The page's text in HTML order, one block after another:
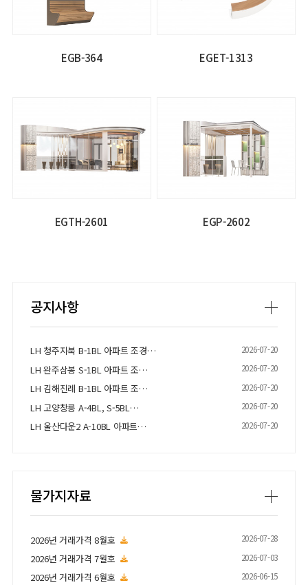
EGB-364 EGET-1313
EGTH-2601 EGP-2602
공지사항
LH 청주지북 B-1BL 아파트 조경… 2026-07-20
LH 완주삼봉 S-1BL 아파트 조… 2026-07-20
LH 김해진례 B-1BL 아파트 조… 2026-07-20
LH 고양창릉 A-4BL, S-5BL… 2026-07-20
LH 울산다운2 A-10BL 아파트… 2026-07-20
물가지자료
2026년 거래가격 8월호 2026-07-28
2026년 거래가격 7월호 2026-07-03
2026년 거래가격 6월호 2026-06-15